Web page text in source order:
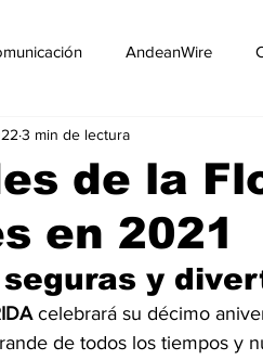
AndeanWire
Negocios Películas
line Tecnología Un
Logística Perfiles
de la
en 2021
3 min de lectura
y
celebrará su décimo
de todos los tiempos y